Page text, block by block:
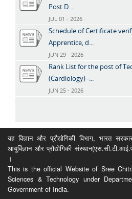
Post D...
JUL 01 - 2026
Schedule of Certificate
Apprentice, d...
JUN 29 - 2026
Rank List for the post of
(Cardiology) -...
JUN 25 - 2026
यह विज्ञान और प्रौद्योगिकी विभाग, भारत
आयुर्विज्ञान और प्रौद्योगिकी
।
This is the official Website of Sree
Sciences & Technology under
Government of India.